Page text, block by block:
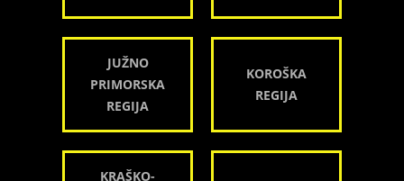
JUŽNO
PRIMORSKA
REGIJA
KOROŠKA
REGIJA
KRAŠKO-